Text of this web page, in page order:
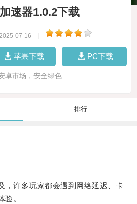
速器1.0.2下载
07-16
苹果下载 PC下载
卓市场，安全绿色
排行
许多玩家都会遇到网络延迟、卡
验。